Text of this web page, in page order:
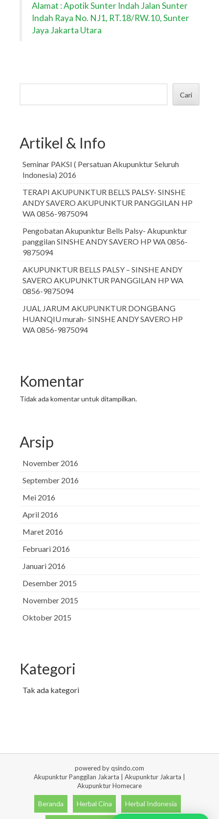
Alamat : Apotik Sunter Indah Jalan Sunter
Indah Raya No. NJ1, RT.18/RW.10, Sunter
Jaya Jakarta Utara
Cari
Artikel & Info
Seminar PAKSI ( Persatuan Akupunktur Seluruh
Indonesia) 2016
TERAPI AKUPUNKTUR BELL’S PALSY- SINSHE
ANDY SAVERO AKUPUNKTUR PANGGILAN HP
WA 0856-9875094
Pengobatan Akupunktur Bells Palsy- Akupunktur
panggilan SINSHE ANDY SAVERO HP WA 0856-
9875094
AKUPUNKTUR BELLS PALSY – SINSHE ANDY
SAVERO AKUPUNKTUR PANGGILAN HP WA
0856-9875094
JUAL JARUM AKUPUNKTUR DONGBANG
HUANQIU murah- SINSHE ANDY SAVERO HP
WA 0856-9875094
Komentar
Tidak ada komentar untuk ditampilkan.
Arsip
November 2016
September 2016
Mei 2016
April 2016
Maret 2016
Februari 2016
Januari 2016
Desember 2015
November 2015
Oktober 2015
Kategori
Tak ada kategori
powered by qsindo.com
Akupunktur Panggilan Jakarta | Akupunktur Jakarta |
Akupunktur Homecare
Beranda Herbal Cina Herbal Indonesia